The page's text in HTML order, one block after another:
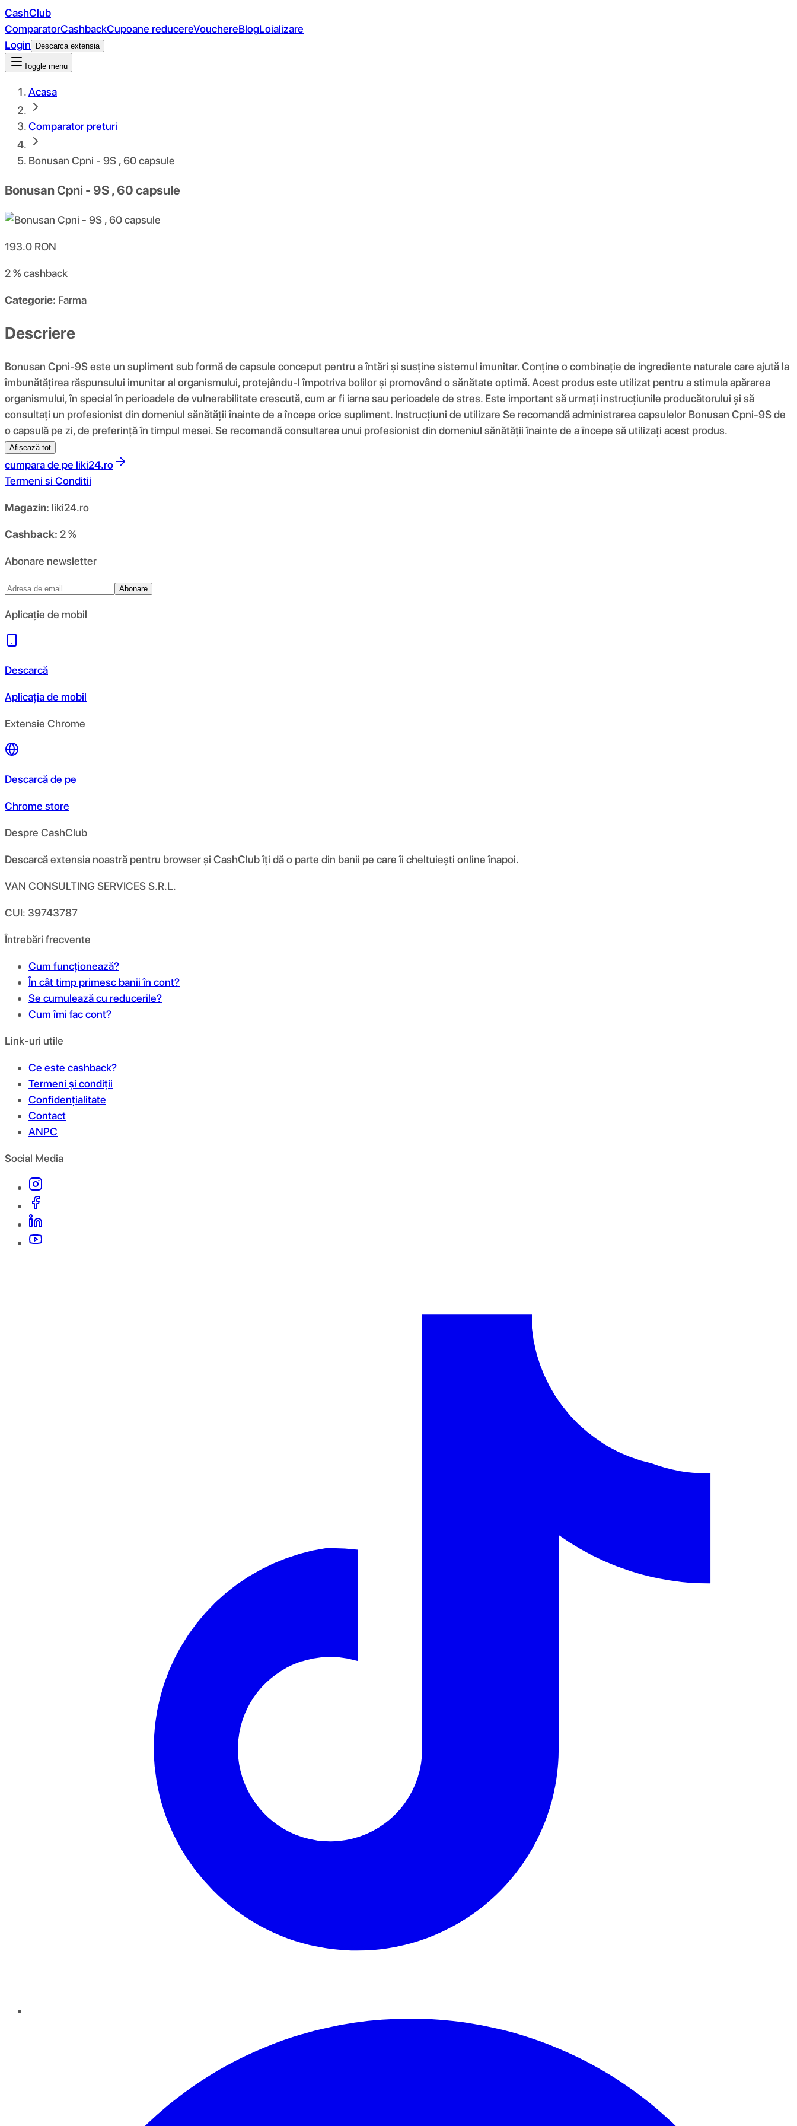
CashClub
ComparatorCashbackCupoane reducereVouchereBlogLoializare
Login
Descarca extensia
Toggle menu
Acasa
Comparator preturi
Bonusan Cpni - 9S , 60 capsule
Bonusan Cpni - 9S , 60 capsule
193.0 RON
2 %cashback
Categorie: Farma
Descriere
Bonusan Cpni-9S este un supliment sub formă de capsule conceput pentru a întări și susține sistemul imunitar. Conține o combinație de ingrediente naturale care ajută la
îmbunătățirea răspunsului imunitar al organismului, protejându-l împotriva bolilor și promovând o sănătate optimă. Acest produs este utilizat pentru a stimula apărarea
organismului, în special în perioadele de vulnerabilitate crescută, cum ar fi iarna sau perioadele de stres. Este important să urmați instrucțiunile producătorului și să
consultați un profesionist din domeniul sănătății înainte de a începe orice supliment. Instrucțiuni de utilizare Se recomandă administrarea capsulelor Bonusan Cpni-9S de
o capsulă pe zi, de preferință în timpul mesei. Se recomandă consultarea unui profesionist din domeniul sănătății înainte de a începe să utilizați acest produs.
Afișează tot
cumpara de pe liki24.ro
Termeni si Conditii
Magazin: liki24.ro
Cashback: 2 %
Abonare newsletter
Abonare
Aplicație de mobil
Descarcă
Aplicația de mobil
Extensie Chrome
Descarcă de pe
Chrome store
Despre CashClub
Descarcă extensia noastră pentru browser și CashClub îți dă o parte din banii pe care îi cheltuiești online înapoi.
VAN CONSULTING SERVICES S.R.L.
CUI: 39743787
Întrebări frecvente
Cum funcționează?
În cât timp primesc banii în cont?
Se cumulează cu reducerile?
Cum îmi fac cont?
Link-uri utile
Ce este cashback?
Termeni și condiții
Confidențialitate
Contact
ANPC
Social Media